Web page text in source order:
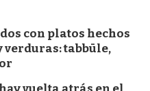
con platos hechos
verduras: tabbūle,